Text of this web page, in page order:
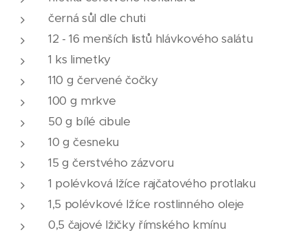
černá sůl dle chuti
12 - 16 menších listů hlávkového salátu
1 ks limetky
110 g červené čočky
100 g mrkve
50 g bílé cibule
10 g česneku
15 g čerstvého zázvoru
1 polévková lžíce rajčatového protlaku
1,5 polévkové lžíce rostlinného oleje
0,5 čajové lžičky římského kmínu